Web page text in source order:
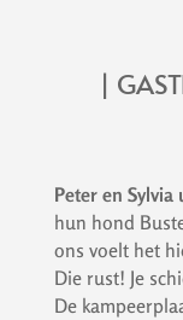
|
Peter en Sylvia
hun hond
ons voelt het
Die rust! Je
De